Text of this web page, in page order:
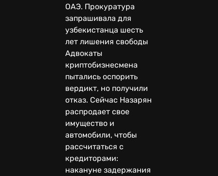
ОАЭ. Прокуратура
запрашивала для
узбекистанца шесть
лет лишения свободы
Адвокаты
криптобизнесмена
пытались оспорить
вердикт, но получили
отказ. Сейчас Назарян
распродает свое
имущество и
автомобили, чтобы
рассчитаться с
кредиторами:
накануне задержания